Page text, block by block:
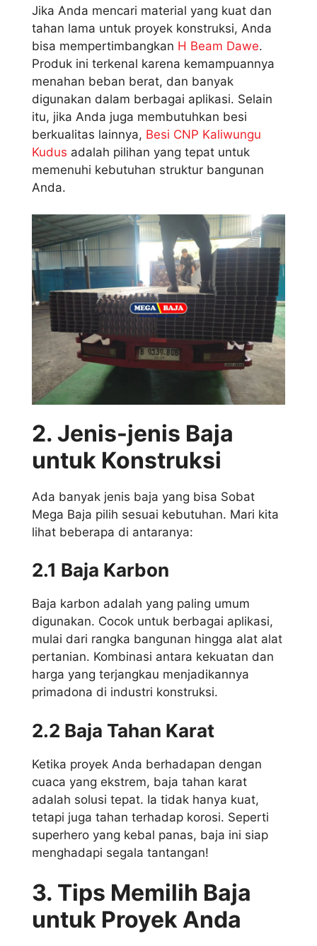
Jika Anda mencari material yang kuat dan
tahan lama untuk proyek konstruksi, Anda
bisa mempertimbangkan H Beam Dawe.
Produk ini terkenal karena kemampuannya
menahan beban berat, dan banyak
digunakan dalam berbagai aplikasi. Selain
itu, jika Anda juga membutuhkan besi
berkualitas lainnya, Besi CNP Kaliwungu
Kudus adalah pilihan yang tepat untuk
memenuhi kebutuhan struktur bangunan
Anda.
2. Jenis-jenis Baja
untuk Konstruksi
Ada banyak jenis baja yang bisa Sobat
Mega Baja pilih sesuai kebutuhan. Mari kita
lihat beberapa di antaranya:
2.1 Baja Karbon
Baja karbon adalah yang paling umum
digunakan. Cocok untuk berbagai aplikasi,
mulai dari rangka bangunan hingga alat alat
pertanian. Kombinasi antara kekuatan dan
harga yang terjangkau menjadikannya
primadona di industri konstruksi.
2.2 Baja Tahan Karat
Ketika proyek Anda berhadapan dengan
cuaca yang ekstrem, baja tahan karat
adalah solusi tepat. Ia tidak hanya kuat,
tetapi juga tahan terhadap korosi. Seperti
superhero yang kebal panas, baja ini siap
menghadapi segala tantangan!
3. Tips Memilih Baja
untuk Proyek Anda